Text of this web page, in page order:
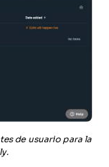
de usuario para la